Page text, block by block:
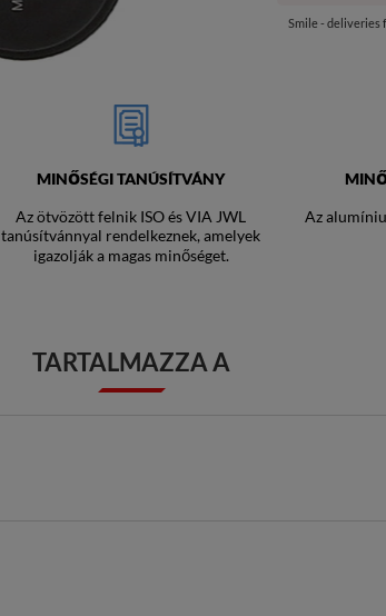
Smile - deliveries
MINŐSÉGI TANÚSÍTVÁNY
Az ötvözött felnik ISO és VIA JWL
tanúsítvánnyal rendelkeznek, amelyek
igazolják a magas minőséget.
Az
TARTALMAZZA A